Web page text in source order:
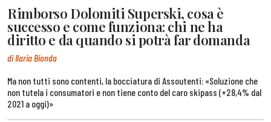
Rimborso Dolomiti Superski, cosa è
successo e come funziona: chi ne ha
diritto e da quando si potrà far domanda
di Ilaria Bionda
Ma non tutti sono contenti, la bocciatura di Assoutenti: «Soluzione che
non tutela i consumatori e non tiene conto del caro skipass (+28,4% dal
2021 a oggi)»